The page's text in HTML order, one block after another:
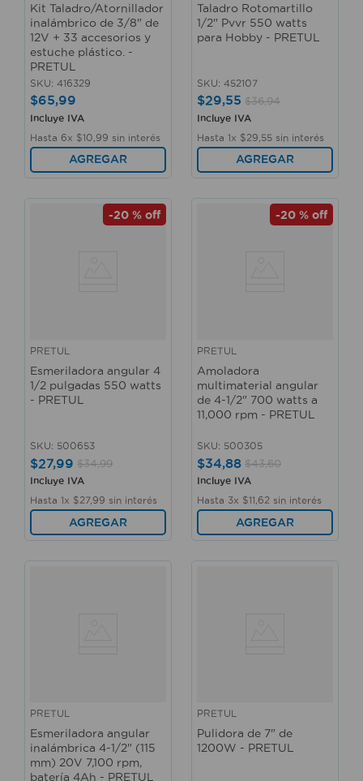
Kit Taladro/Atornillador
inalámbrico de 3/8" de
12V + 33 accesorios y
estuche plástico. -
PRETUL
SKU: 416329
$65,99
Incluye IVA
Hasta 6x $10 99 sin interés
AGREGAR
Taladro Rotomartillo
1/2" Pvvr 550 watts
para Hobby - PRETUL
SKU: 452107
$29,55 $36,94
Incluye IVA
Hasta 1x $29 55 sin interés
AGREGAR
-20 % off
PRETUL
Esmeriladora angular 4
1/2 pulgadas 550 watts
- PRETUL
SKU: 500653
$27,99 $34,99
Incluye IVA
Hasta 1x $27, 99 sin interés
AGREGAR
-20 % off
PRETUL
Amoladora
multimaterial angular
de 4-1/2" 700 watts a
11,000 rpm - PRETUL
SKU: 500305
$34,88 $43,60
Incluye IVA
Hasta 3x $11 62 sin interés
AGREGAR
PRETUL
Esmeriladora angular
inalámbrica 4-1/2" (115
mm) 20V 7,100 rpm,
batería 4Ah - PRETUL
PRETUL
Pulidora de 7" de
1200W - PRETUL